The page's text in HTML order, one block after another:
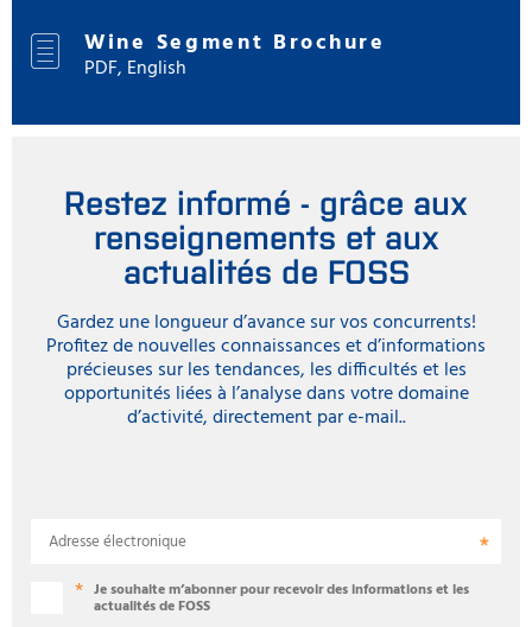
Wine Segment Brochure
PDF, English
Restez informé - grâce aux
renseignements et aux
actualités de FOSS
Gardez une longueur d’avance sur vos concurrents!
Profitez de nouvelles connaissances et d’informations
précieuses sur les tendances, les difficultés et les
opportunités liées à l’analyse dans votre domaine
d’activité, directement par e-mail..
Adresse électronique
Je souhaite m’abonner pour recevoir des informations et les
actualités de FOSS